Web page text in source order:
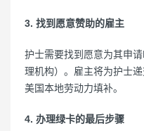
3. 找到愿意赞助的雇主
护士需要找到愿意为其申
理机构）。雇主将为护士
美国本地劳动力填补。
4. 办理绿卡的最后步骤